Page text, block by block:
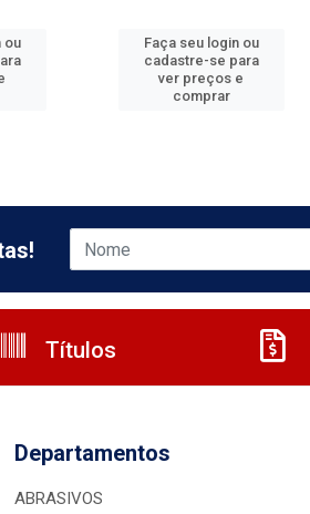
ou
Faça seu login ou
cadastre-se para
ver preços e
comprar
Títulos
Departamentos
ABRASIVOS